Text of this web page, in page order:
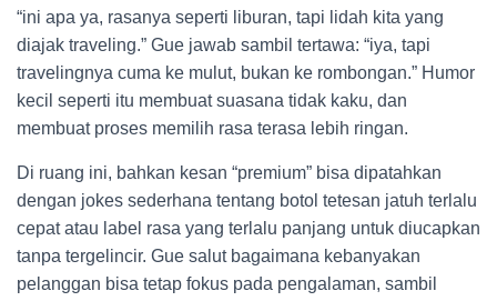
“ini apa ya, rasanya seperti liburan, tapi lidah kita yang
diajak traveling.” Gue jawab sambil tertawa: “iya, tapi
travelingnya cuma ke mulut, bukan ke rombongan.” Humor
kecil seperti itu membuat suasana tidak kaku, dan
membuat proses memilih rasa terasa lebih ringan.
Di ruang ini, bahkan kesan “premium” bisa dipatahkan
dengan jokes sederhana tentang botol tetesan jatuh terlalu
cepat atau label rasa yang terlalu panjang untuk diucapkan
tanpa tergelincir. Gue salut bagaimana kebanyakan
pelanggan bisa tetap fokus pada pengalaman, sambil